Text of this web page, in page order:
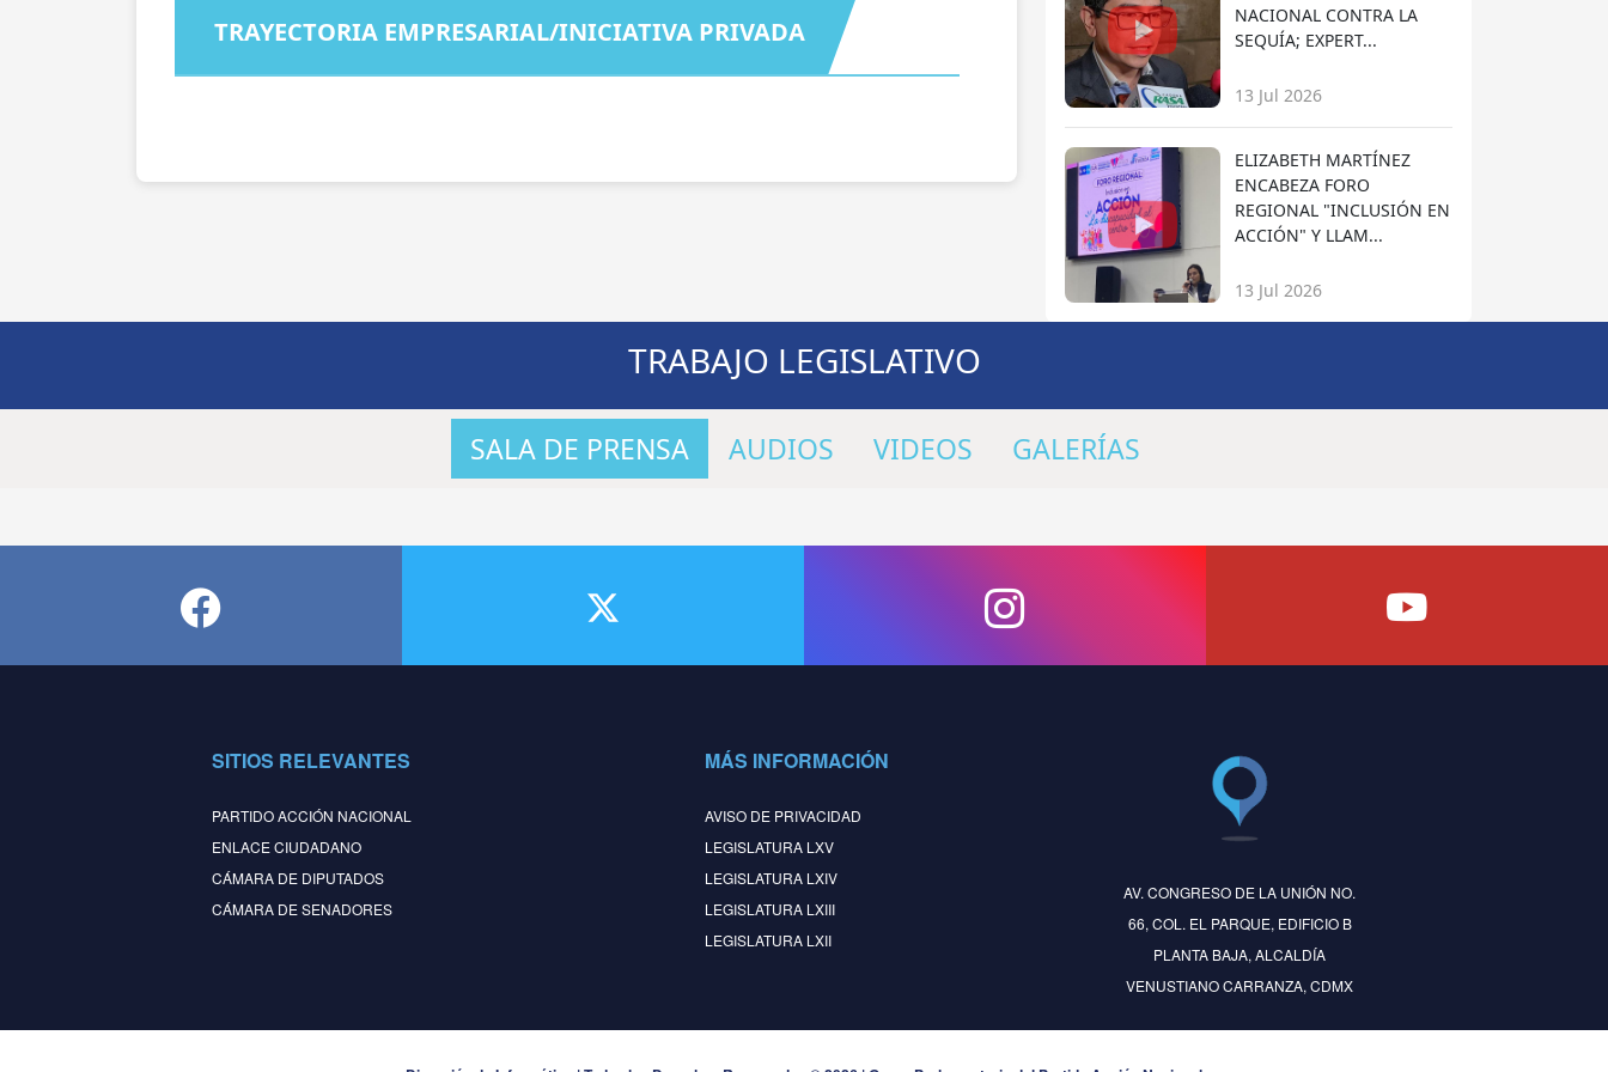
TRAYECTORIA EMPRESARIAL/INICIATIVA PRIVADA
NACIONAL CONTRA LA
SEQUÍA; EXPERT...
13 Jul 2026
ELIZABETH MARTÍNEZ
ENCABEZA FORO
REGIONAL "INCLUSIÓN EN
ACCIÓN" Y LLAM...
13 Jul 2026
TRABAJO LEGISLATIVO
SALA DE PRENSA AUDIOS VIDEOS GALERÍAS
SITIOS RELEVANTES
PARTIDO ACCIÓN NACIONAL
ENLACE CIUDADANO
CÁMARA DE DIPUTADOS
CÁMARA DE SENADORES
MÁS INFORMACIÓN
AVISO DE PRIVACIDAD
LEGISLATURA LXV
LEGISLATURA LXIV
LEGISLATURA LXIII
LEGISLATURA LXII
AV. CONGRESO DE LA UNIÓN NO.
66, COL. EL PARQUE, EDIFICIO B
PLANTA BAJA, ALCALDÍA
VENUSTIANO CARRANZA, CDMX